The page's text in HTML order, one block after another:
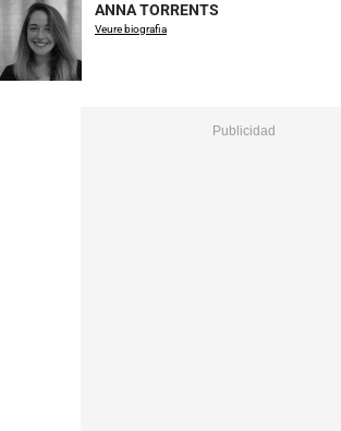
ANNA TORRENTS
Veure biografia